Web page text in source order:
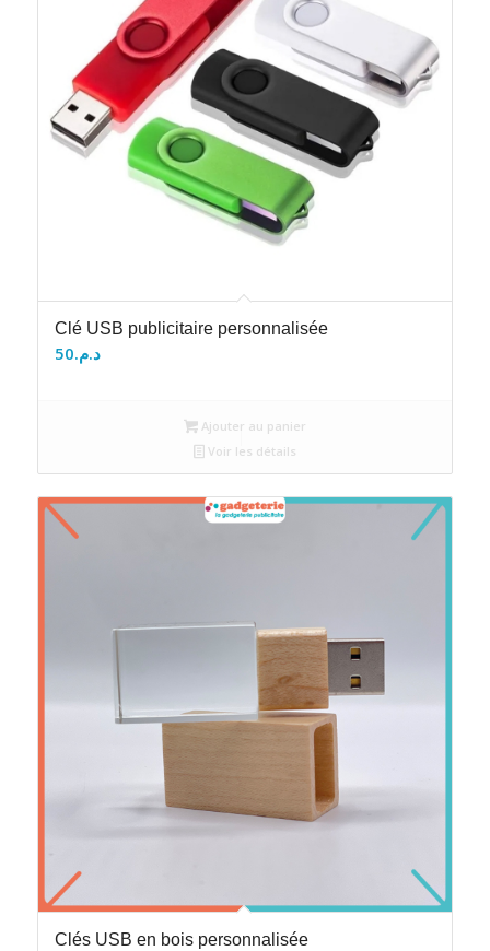
Clé USB publicitaire personnalisée
د.م.50
Ajouter au panier
Voir les détails
Clés USB en bois personnalisée